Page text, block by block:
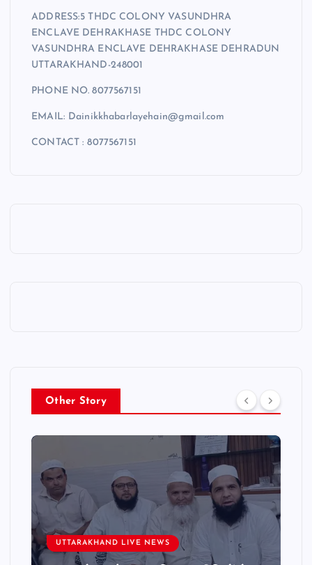
ADDRESS:5 THDC COLONY VASUNDHRA
ENCLAVE DEHRAKHASE THDC COLONY
VASUNDHRA ENCLAVE DEHRAKHASE DEHRADUN
UTTARAKHAND-248001
PHONE NO. 8077567151
EMAIL: Dainikkhabarlayehain@gmail.com
CONTACT : 8077567151
Other Story
UTTARAKHAND LIVE NEWS